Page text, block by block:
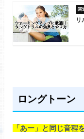
リ
ロングトーン
「あー」と同じ音程